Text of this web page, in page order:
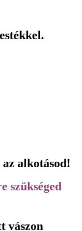
alkotásod!
szükséged
vászon